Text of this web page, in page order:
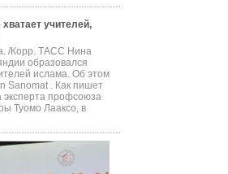
учителей,
/Корр. ТАСС Нина
образовался
ислама. Об этом
Sanomat . Как пишет
эксперта профсоюза
Туомо Лааксо, в